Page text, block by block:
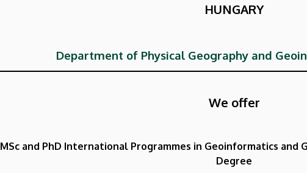
HUNGARY
Department of Physical Geography and
We offer
MSc and PhD International Programmes in Geoinformatics and
Degree